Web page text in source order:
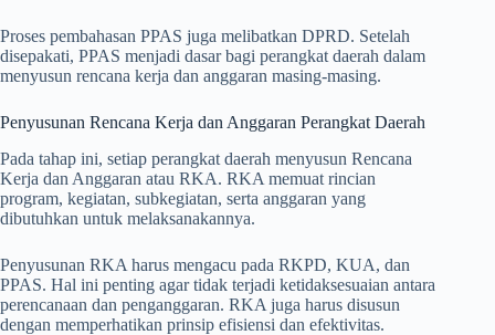
Proses pembahasan PPAS juga melibatkan DPRD. Setelah
disepakati, PPAS menjadi dasar bagi perangkat daerah dalam
menyusun rencana kerja dan anggaran masing-masing.
Penyusunan Rencana Kerja dan Anggaran Perangkat Daerah
Pada tahap ini, setiap perangkat daerah menyusun Rencana
Kerja dan Anggaran atau RKA. RKA memuat rincian
program, kegiatan, subkegiatan, serta anggaran yang
dibutuhkan untuk melaksanakannya.
Penyusunan RKA harus mengacu pada RKPD, KUA, dan
PPAS. Hal ini penting agar tidak terjadi ketidaksesuaian antara
perencanaan dan penganggaran. RKA juga harus disusun
dengan memperhatikan prinsip efisiensi dan efektivitas.